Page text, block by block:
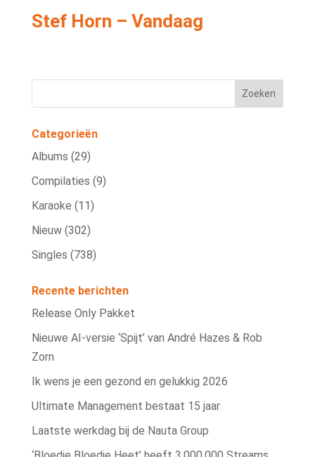
Stef Horn – Vandaag
Categorieën
Albums (29)
Compilaties (9)
Karaoke (11)
Nieuw (302)
Singles (738)
Recente berichten
Release Only Pakket
Nieuwe AI‑versie ‘Spijt’ van André Hazes & Rob
Zorn
Ik wens je een gezond en gelukkig 2026
Ultimate Management bestaat 15 jaar
Laatste werkdag bij de Nauta Group